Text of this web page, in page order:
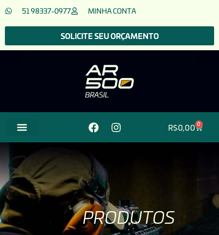
51 98337-0977 MINHA CONTA
SOLICITE SEU ORÇAMENTO
R$0,00 0
PRODUTOS